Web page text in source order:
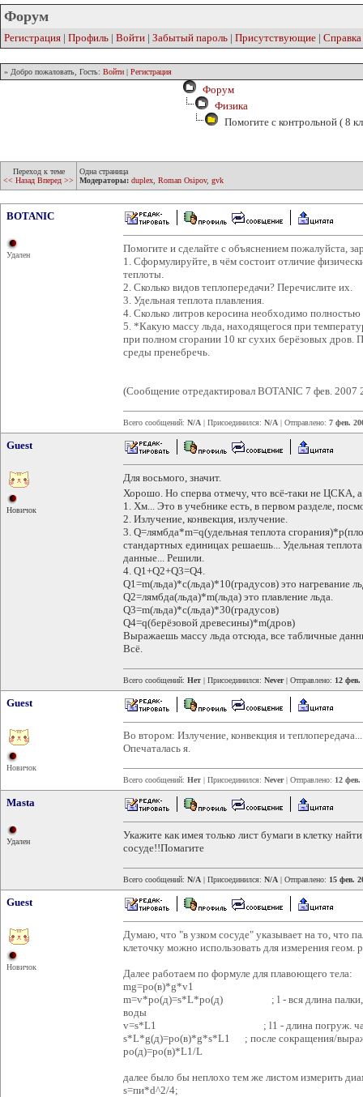
Форум
Регистрация | Профиль | Войти | Забытый пароль | Присутствующие | Справка
» Добро пожаловать, Гость: Войти | Регистрация
Форум
Физика
Помогите с контрольной ( 8
Переход к теме
<< Назад Вперед >>
Одна страница
Модераторы: duplex Roman Osipov, gvk
BOTANIC
Удален
Помогите и сделайте с объяснением пожалуйста,
1. Сформулируйте, в чём состоит отличие
теплоты.
2. Сколько видов теплопередачи? Перечислите их.
3. Удельная теплота плавления.
4. Сколько литров керосина необходимо
5. *Какую массу льда, находящегося при
при полном сгорании 10 кг сухих берёзовых дров.
среды пренебречь.
(Сообщение отредактировал BOTANIC 7 фев. 2007
Всего сообщений: N/A | Присоединился: N/A | Отправлено: 7 фев.
Guest
Новичок
Для восьмого, значит.
Хорошо. Но сперва отмечу, что всё-таки не ЦСКА,
1. Хм... Это в учебнике есть, в первом разделе,
2. Излучение, конвекция, излучение.
3. Q=лямбда*m=q(удельная теплота
стандартных единицах решаешь... Удельная
данные... Решили.
4. Q1+Q2+Q3=Q4.
Q1=m(льда)*c(льда)*10(градусов) это нагревание
Q2=лямбда(льда)*m(льда) это плавление льда.
Q3=m(льда)*c(льда)*30(градусов)
Q4=q(берёзовой древесины)*m(дров)
Выражаешь массу льда отсюда, все табличные
Всё.
Всего сообщений: Нет | Присоединился: Never| Отправлено: 12 фев.
Guest
Новичок
Во втором: Излучение, конвекция и теплопередача...
Опечаталась я.
Всего сообщений: Нет | Присоединился: Never| Отправлено: 12 фев.
Masta
Удален
Укажите как имея только лист бумаги в клетку
сосуде!!Помагите
Всего сообщений: N/A | Присоединился: N/A | Отправлено: 15 фев.
Guest
Новичок
Думаю, что "в узком сосуде" указывает на то, что
клеточку можно использовать для измерения геом.
Далее работаем по формуле для плавоющего тела:
mg=ро(в)*g*v1
m=v*ро(д)=s*L*ро(д) ; l - вся длина палки,
воды
v=s*L1 ; l1 - длина погруж.
s*L*g(д)=ро(в)*g*s*L1 ; после сокращения/
ро(д)=ро(в)*L1/L
далее было бы неплохо тем же листом измерить
s=пи*d^2/4;